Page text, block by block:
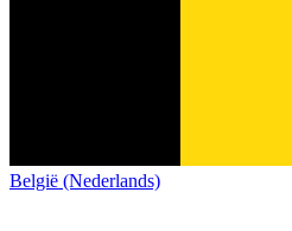
België (Nederlands)